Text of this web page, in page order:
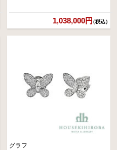
1,038,000円（税込）
グラフ